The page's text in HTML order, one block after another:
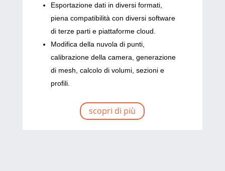
Esportazione dati in diversi formati,
piena compatibilità con diversi software
di terze parti e piattaforme cloud.
Modifica della nuvola di punti,
calibrazione della camera, generazione
di mesh, calcolo di volumi, sezioni e
profili.
scopri di più